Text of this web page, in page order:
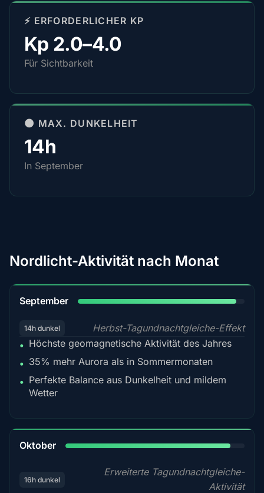
⚡ ERFORDERLICHER KP
Kp 2.0–4.0
Für Sichtbarkeit
🌑 MAX. DUNKELHEIT
14h
In September
Nordlicht-Aktivität nach Monat
September
14h dunkel
Herbst-Tagundnachtgleiche-Effekt
• Höchste geomagnetische Aktivität des Jahres
• 35% mehr Aurora als in Sommermonaten
• Perfekte Balance aus Dunkelheit und mildem
Wetter
Oktober
16h dunkel
Erweiterte Tagundnachtgleiche-
Aktivität